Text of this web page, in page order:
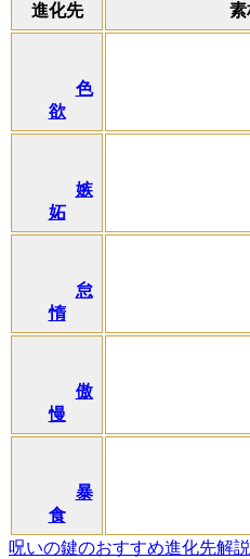
進化先 素
色
欲
嫉
妬
怠
惰
傲
慢
暴
食
呪いの鍵のおすすめ進化先解